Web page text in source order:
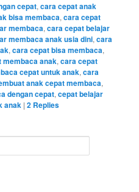
cepat,cara cepat anak
bisa membaca,cara cepat
membaca,cara cepat belajar
membaca anak usia dini,cara
,cara cepat bisa membaca,
membaca anak,cara cepat
cepat untuk anak,cara
anak cepat membaca,
dengan cepat,cepat belajar
anak |2 Replies